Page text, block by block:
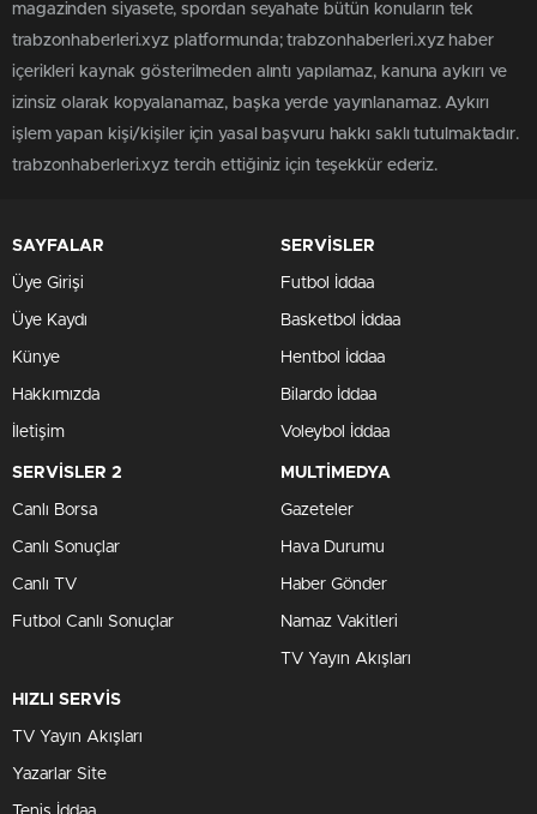
magazinden siyasete, spordan seyahate bütün konuların tek
trabzonhaberleri.xyz platformunda; trabzonhaberleri.xyz haber
içerikleri kaynak gösterilmeden alıntı yapılamaz, kanuna aykırı ve
izinsiz olarak kopyalanamaz, başka yerde yayınlanamaz. Aykırı
işlem yapan kişi/kişiler için yasal başvuru hakkı saklı tutulmaktadır.
trabzonhaberleri.xyz tercih ettiğiniz için teşekkür ederiz.
SAYFALAR
Üye Girişi
Üye Kaydı
Künye
Hakkımızda
İletişim
SERVİSLER
Futbol İddaa
Basketbol İddaa
Hentbol İddaa
Bilardo İddaa
Voleybol İddaa
SERVİSLER 2
Canlı Borsa
Canlı Sonuçlar
Canlı TV
Futbol Canlı Sonuçlar
MULTİMEDYA
Gazeteler
Hava Durumu
Haber Gönder
Namaz Vakitleri
TV Yayın Akışları
HIZLI SERVİS
TV Yayın Akışları
Yazarlar Site